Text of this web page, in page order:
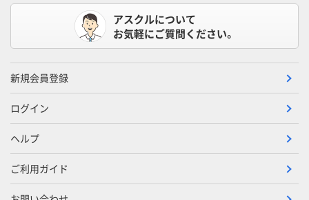
アスクルについて
お気軽にご質問ください。
新規会員登録
ログイン
ヘルプ
ご利用ガイド